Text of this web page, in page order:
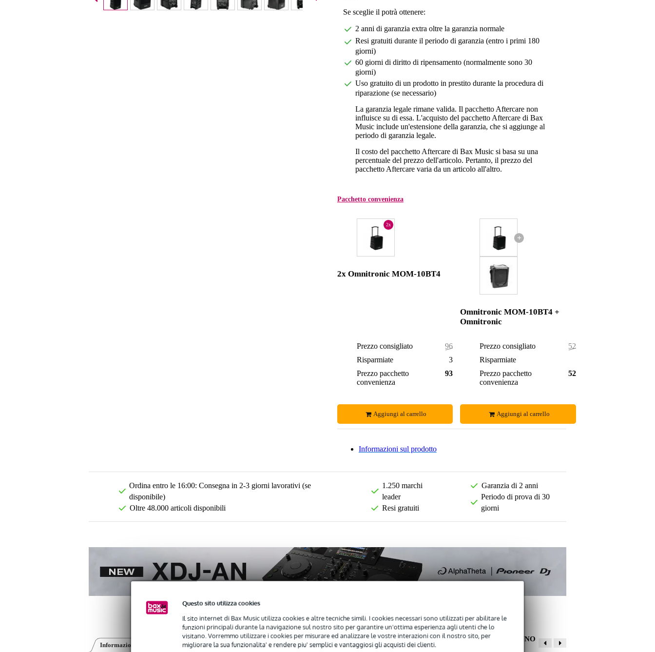
Questo sito utilizza cookies
Il sito internet di Bax Music utilizza cookies e altre tecniche simili. I cookies necessari sono utilizzati per abilitare le
funzioni principali durante la navigazione sul nostro sito per garantire un'ottima esperienza agli utenti che lo
visitano. Vorremmo utilizzare i cookies per misurare ed analizzare le vostre interazioni con il nostro sito, per
migliorare la sua funzionalita' e rendere piu' semplici e vantaggiosi gli acquisti dei clienti.
Se sceglie il potrà ottenere:
2 anni di garanzia extra oltre la garanzia normale
Resi gratuiti durante il periodo di garanzia (entro i primi 180
giorni)
60 giorni di diritto di ripensamento (normalmente sono 30
giorni)
Uso gratuito di un prodotto in prestito durante la procedura di
riparazione (se necessario)
La garanzia legale rimane valida. Il pacchetto Aftercare non
influisce su di essa. L'acquisto del pacchetto Aftercare di Bax
Music include un'estensione della garanzia, che si aggiunge al
periodo di garanzia legale.
Il costo del pacchetto Aftercare di Bax Music si basa su una
percentuale del prezzo dell'articolo. Pertanto, il prezzo del
pacchetto Aftercare varia da un articolo all'altro.
Pacchetto convenienza
2x
2x Omnitronic MOM-10BT4
Prezzo consigliato
964,00 €
Risparmiate
34,00 €
Prezzo pacchetto
convenienza
930,00 €
Aggiungi al carrello
+
Omnitronic MOM-10BT4 +
Omnitronic
Prezzo consigliato
524,00 €
Risparmiate
Prezzo pacchetto
convenienza
520,00 €
Aggiungi al carrello
Informazioni sul prodotto
Ordina entro le 16:00: Consegna in 2-3 giorni lavorativi (se
disponibile)
Oltre 48.000 articoli disponibili
1.250 marchi
leader
Resi gratuiti
Garanzia di 2 anni
Periodo di prova di 30
giorni
Informazioni sul prodotto Recensioni (0) Download (1)
ALTRI CLIENTI HANNO